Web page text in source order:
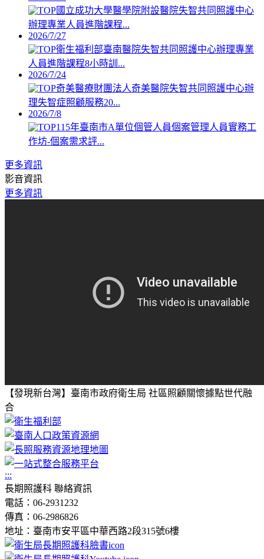
國立成功大學醫學院附設醫院失智共同照護中心
辦理專業人員進階課程...
2026/7/27
衛生福利部臺南醫院失智共同照護中心辦理專業
人員進階課程8小時訓...
2026/7/24
奇美醫療財團法人奇美醫院失智共同照護中心辦
理失智症照顧服務20...
2026/7/8
115年臺南市A單位個管人員個案管理人員實務工
作坊-個案需求評...
更多資訊
影音資訊
更多資訊
【發現新台灣】臺南市政府衛生局 社區照顧關懷據點世代融
合
:::
長期照護科 聯絡資訊
電話：06-2931232
傳真：06-2986826
地址：臺南市安平區中華西路2段315號6樓